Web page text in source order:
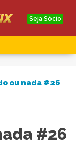
Seja Sócio
ou nada #26
#26